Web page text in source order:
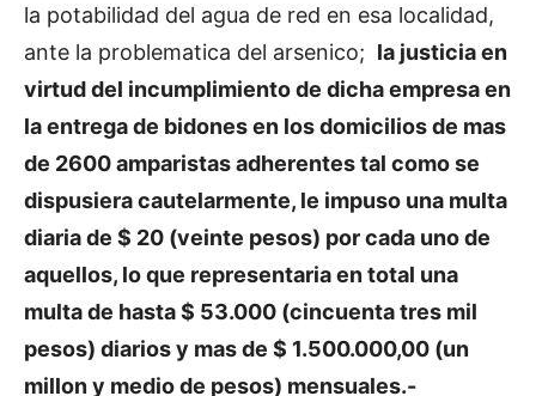
la potabilidad del agua de red en esa localidad,
ante la problematica del arsenico; la justicia en
virtud del incumplimiento de dicha empresa en
la entrega de bidones en los domicilios de mas
de 2600 amparistas adherentes tal como se
dispusiera cautelarmente, le impuso una multa
diaria de $ 20 (veinte pesos) por cada uno de
aquellos, lo que representaria en total una
multa de hasta $ 53.000 (cincuenta tres mil
pesos) diarios y mas de $ 1.500.000,00 (un
millon y medio de pesos) mensuales.-